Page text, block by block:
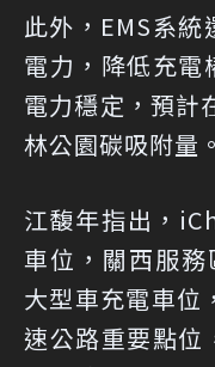
此外，EMS系
電力，降低充電
電力穩定，預計
林公園碳吸附量。
江馥年指出，
車位，關西服
大型車充電車位
速公路重要點位